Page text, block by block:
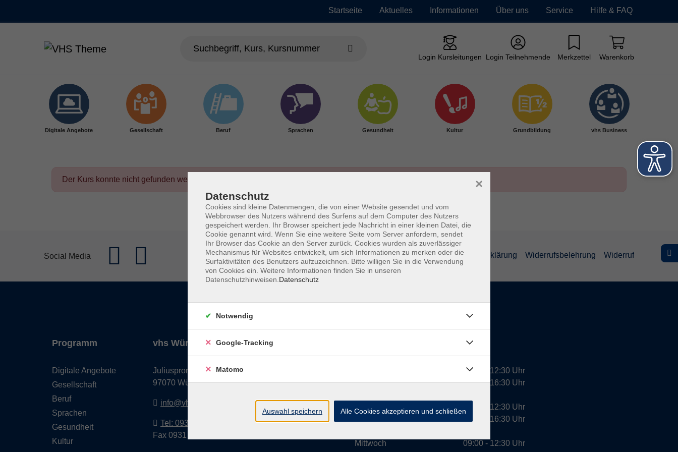
Startseite Aktuelles Informationen Über uns Service Hilfe & FAQ
Login Kursleitungen Login Teilnehmende Merkzettel Warenkorb
Digitale Angebote Gesellschaft Beruf Sprachen Gesundheit Kultur Grundbildung vhs Business
Der Kurs konnte nicht gefunden werden.
Social Media Impressum AGBs Datenschutzerklärung Barrierefreiheitserklärung Widerrufsbelehrung Widerruf
Programm
Digitale Angebote
Gesellschaft
Beruf
Sprachen
Gesundheit
Kultur
vhs Würzburg & Umgebung e. V.
Juliuspromenade 68
97070 Würzburg
info@vhs-wuerzburg.de
Tel: 0931 35593 0
Fax 0931 35593-20
Dienstag
Mittwoch
09:00 - 12:30 Uhr
13:00 - 16:30 Uhr
10:00 - 12:30 Uhr
13:00 - 16:30 Uhr
09:00 - 12:30 Uhr
Datenschutz
Cookies sind kleine Datenmengen, die von einer Website gesendet und vom
Webbrowser des Nutzers während des Surfens auf dem Computer des Nutzers
gespeichert werden. Ihr Browser speichert jede Nachricht in einer kleinen Datei, die
Cookie genannt wird. Wenn Sie eine weitere Seite vom Server anfordern, sendet
Ihr Browser das Cookie an den Server zurück. Cookies wurden als zuverlässiger
Mechanismus für Websites entwickelt, um sich Informationen zu merken oder die
Surfaktivitäten des Benutzers aufzuzeichnen. Bitte willigen Sie in die Verwendung
von Cookies ein. Weitere Informationen finden Sie in unseren
Datenschutzhinweisen. Datenschutz
×
Notwendig
Google-Tracking
Matomo
Auswahl speichern Alle Cookies akzeptieren und schließen